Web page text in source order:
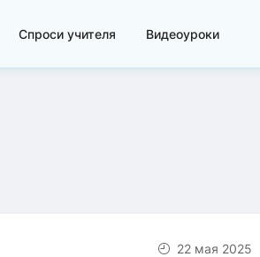
Спроси учителя Видеоуроки
22 мая 2025